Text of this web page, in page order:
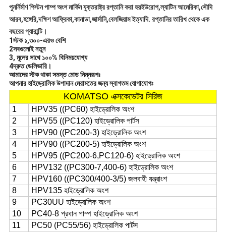
পুনর্নির্মাণ পিস্টন পাম্প অংশ মার্কিন যুক্তরাষ্ট্র রপ্তানি করা হয়ইউরোপ,ল্যাটিন আমেরিকা,সৌদি
আরব,হঙ্গেরি,দক্ষিণ আফ্রিকা,কানাডা,জার্মানি,বেলজিয়াম ইত্যাদি. রপ্তানির তারিখ থেকে এক
বছরের গ্যারান্টি।
1স্টক ১,৩০০-এরও বেশি
2সবগুলোই নতুন
3, মূলের সাথে ১০০% বিনিময়যোগ্য
4দ্রুত ডেলিভারি।
আমাদের স্টক থাকা সমস্ত মোড নিম্নরূপঃ
আপনার হাইড্রোলিক উপাদান মেরামতের জন্য স্বাগতম যোগাযোগঃ
KOMATSO এক্সকেভেটর সিরিজ
1
HPV35 ((PC60) হাইড্রোলিক অংশ
2
HPV55 ((PC120) হাইড্রোলিক পার্টস
3
HPV90 ((PC200-3) হাইড্রোলিক অংশ
4
HPV90 ((PC200-5) হাইড্রোলিক অংশ
5
HPV95 ((PC200-6,PC120-6) হাইড্রোলিক অংশ
6
HPV132 ((PC300-7,400-6) হাইড্রোলিক অংশ
7
HPV160 ((PC300/400-3/5) জলবাহী যন্ত্রাংশ
8
HPV135 হাইড্রোলিক অংশ
9
PC30UU হাইড্রোলিক অংশ
10
PC40-8 প্রধান পাম্প হাইড্রোলিক অংশ
11
PC50 (PC55/56) হাইড্রোলিক পার্টস